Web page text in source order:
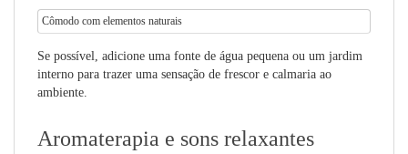
Cômodo com elementos naturais
Se possível, adicione uma fonte de água pequena ou um jardim
interno para trazer uma sensação de frescor e calmaria ao
ambiente.
Aromaterapia e sons relaxantes